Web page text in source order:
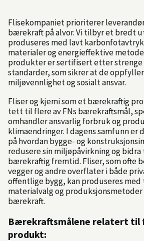
Flisekompaniet prioriterer
bærekraft på alvor. Vi tilbyr et bredt
produseres med lavt
materialer og energieffektive
produkter er sertifisert etter strenge
standarder, som sikrer at de
miljøvennlighet og sosialt ansvar.
Fliser og kjemi som et bærekraftig
tett til flere av FNs bærekraftsmål,
omhandler ansvarlig forbruk og
klimaendringer. I dagens samfunn er
på hvordan bygge- og
redusere sin miljøpåvirkning og bidra
bærekraftig fremtid. Fliser, som ofte
vegger og andre overflater i både
offentlige bygg, kan produseres med
materialvalg og
bærekraft.
Bærekraftsmålene relatert til
produkt: